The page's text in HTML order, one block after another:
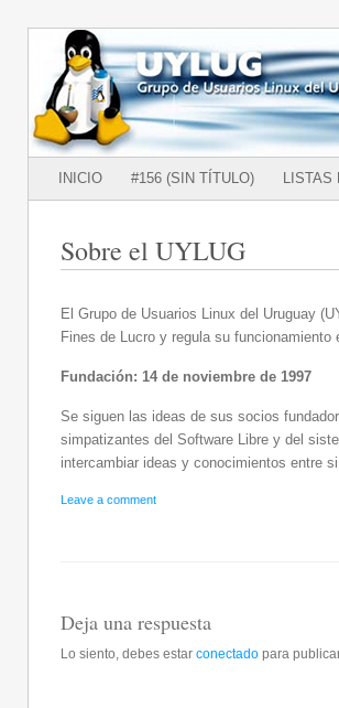
UYLUG
Grupo de Usuarios Linux del Uruguay
Main menu
SKIP
TO
INICIO #156 (SIN TÍTULO)
Sobre el UYLUG
El Grupo de Usuarios Linux del Uruguay
Fines de Lucro y regula su funcionamiento
Fundación: 14 de noviembre de 1997
Se siguen las ideas de sus socios
simpatizantes del Software Libre y del
intercambiar ideas y conocimientos entre si.
Leave a comment
Deja una respuesta
Lo siento, debes estar conectadopara